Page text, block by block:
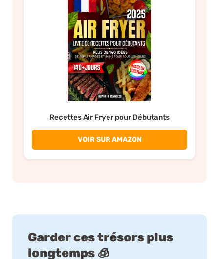
Recettes Air Fryer pour Débutants
VOIR SUR AMAZON
Garder ces trésors plus
longtemps 🧊